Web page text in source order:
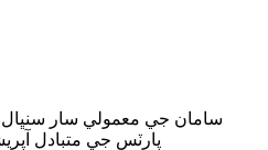
سامان جي معمولي سار سنڀال،
پارٽس جي متبادل